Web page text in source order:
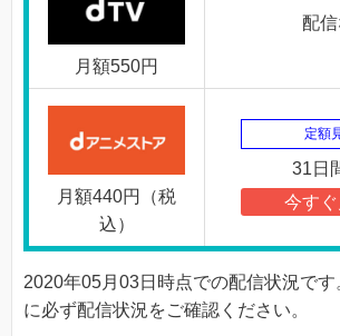
月額550円
配
月額440円（税
込）
定額
31日
今すぐ
2020年05月03日時点での配信状況で
に必ず配信状況をご確認ください。